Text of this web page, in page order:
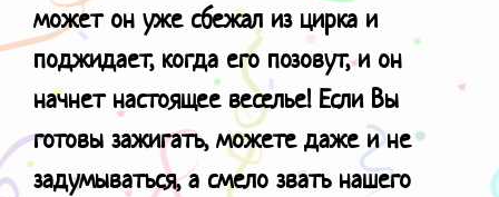
может он уже сбежал из цирка и
поджидает, когда его позовут, и он
начнет настоящее веселье! Если Вы
готовы зажигать, можете даже и не
задумываться, а смело звать нашего